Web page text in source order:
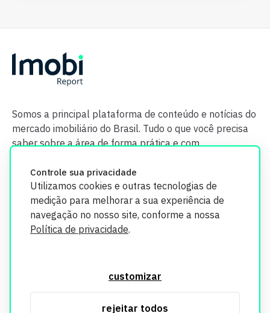
Controle sua privacidade
Utilizamos cookies e outras tecnologias de
medição para melhorar a sua experiência de
navegação no nosso site, conforme a nossa
Política de privacidade.
customizar
rejeitar todos
Somos a principal plataforma de conteúdo e notícias do
mercado imobiliário do Brasil. Tudo o que você precisa
saber sobre a área de forma prática e com
segurança. Todos os dados coletados em nosso site são
utilizados exclusivamente para fins de aprimoramento de
informações, consulte nossa Política de Privacidade.